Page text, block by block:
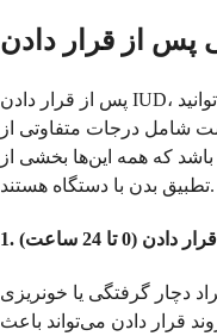
پس از قرار دادن
پس از قرار دادن IUD، چند مرحله از تطبیق وجود دارد که می‌توانید
شامل درجات متفاوتی از
که همه این‌ها بخشی از
تطبیق بدن با دستگاه هستند.
(0 تا 24 ساعت)
دچار گرفتگی یا خونریزی
قرار دادن می‌تواند باعث